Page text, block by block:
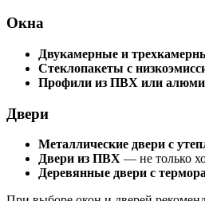
Окна
Двукамерные и
Стеклопакеты с
Профили из ПВХ или
Двери
Металлические двери с
Двери из ПВХ — не только
Деревянные двери с